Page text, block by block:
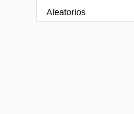
Aleatorios